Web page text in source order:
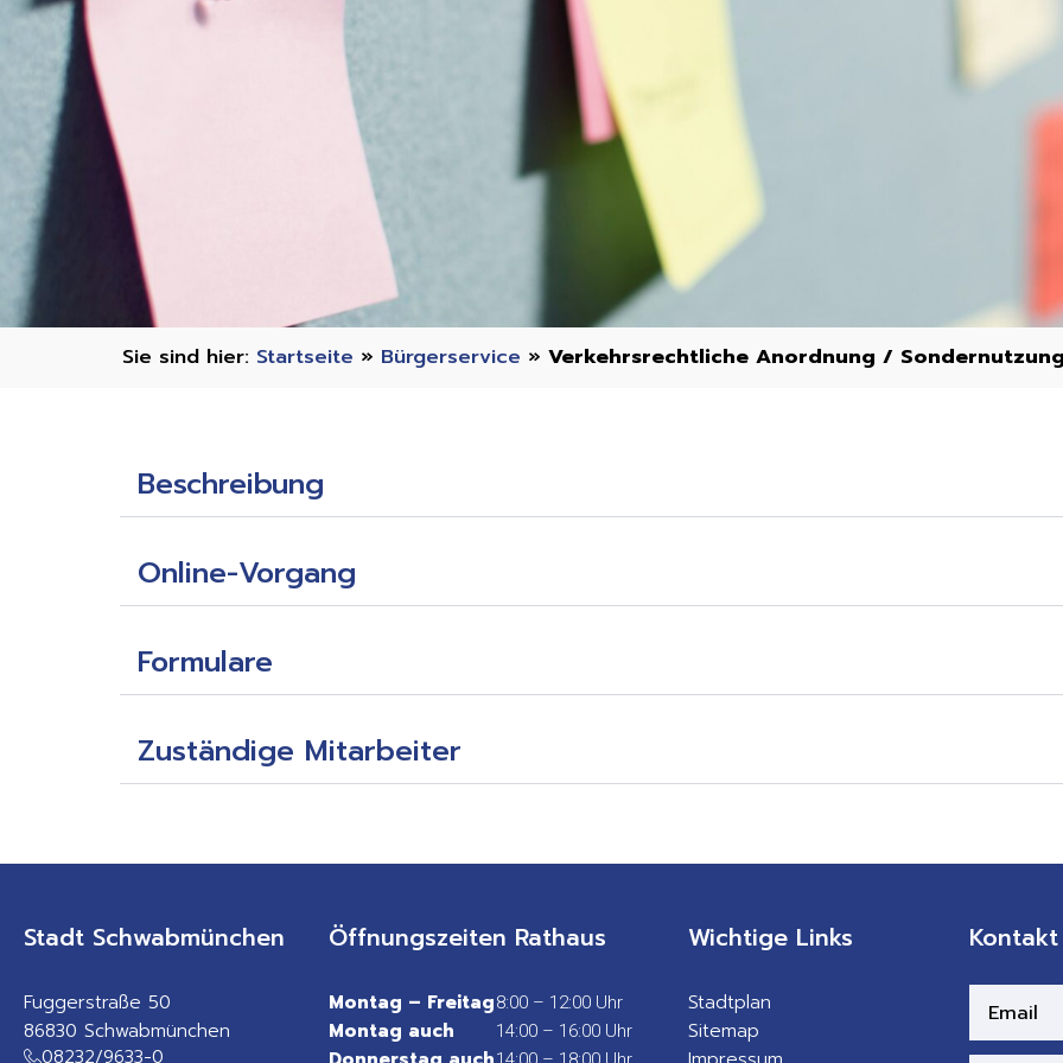
Startseite » Bürgerservice » Verkehrsrechtliche Anordnung /
Beschreibung
Online-Vorgang
Formulare
Zuständige Mitarbeiter
Stadt Schwabmünchen
Fuggerstraße 50
86830 Schwabmünchen
08232/9633-0
Öffnungszeiten Rathaus
Montag – Freitag8:00 – 12:00 Uhr
Montag auch 14:00 – 16:00 Uhr
Wichtige Links
Stadtplan
Sitemap
Kontakt